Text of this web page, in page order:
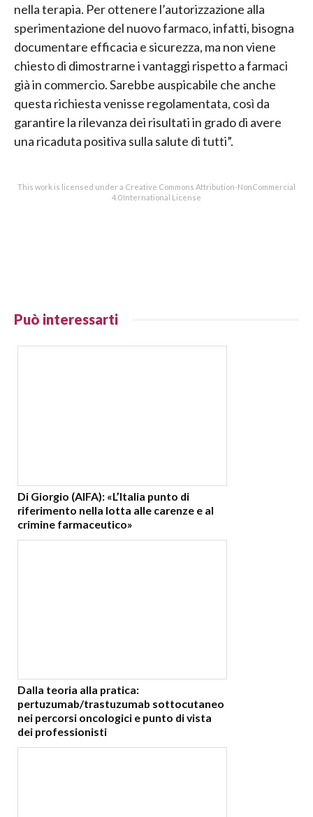
nella terapia. Per ottenere l’autorizzazione alla
sperimentazione del nuovo farmaco, infatti, bisogna
documentare efficacia e sicurezza, ma non viene
chiesto di dimostrarne i vantaggi rispetto a farmaci
già in commercio. Sarebbe auspicabile che anche
questa richiesta venisse regolamentata, così da
garantire la rilevanza dei risultati in grado di avere
una ricaduta positiva sulla salute di tutti”.
This work is licensed under a Creative Commons Attribution-NonCommercial
4.0 International License
Può interessarti
Di Giorgio (AIFA): «L’Italia punto di
riferimento nella lotta alle carenze e al
crimine farmaceutico»
Dalla teoria alla pratica:
pertuzumab/trastuzumab sottocutaneo
nei percorsi oncologici e punto di vista
dei professionisti